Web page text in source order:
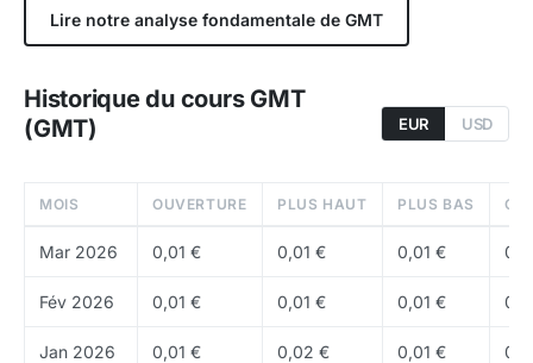
Comment fonctionne STEPN ?
sneakers virtuelles (NFTs) sur le marketplace
STEPN. Chaque sneaker a des attributs (efficacité,
gains. Il existe quatre types de sneakers adaptés à
Système dual-token
GMT(Green Metaverse
Token) est le token de gouvernance avec un
Lire notre analyse fondamentale de GMT
Historique du cours GMT
(GMT)
EUR USD
MOIS OUVERTURE PLUS HAUT PLUS BAS
Mar 2026 0,01 € 0,01 € 0,01 €
Fév 2026 0,01 € 0,01 € 0,01 €
Jan 2026 0,01 € 0,02 € 0,01 €